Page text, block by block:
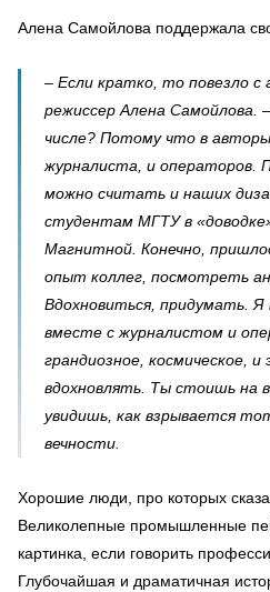
Алена Самойлова поддержала
– Если кратко, то повезло
режиссер Алена Самойлова.
числе? Потому что в
журналиста, и операторов.
можно считать и наших
студентам МГТУ в
Магнитной. Конечно,
опыт коллег, посмотреть
Вдохновиться, придумать. Я
вместе с журналистом и
грандиозное, космическое,
вдохновлять. Ты стоишь на
увидишь, как взрывается
вечности.
Хорошие люди, про которых
Великолепные промышленные
картинка, если говорить
Глубочайшая и драматичная